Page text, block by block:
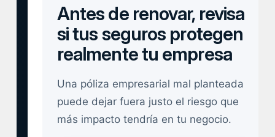
Antes de renovar, revisa
si tus seguros protegen
realmente tu empresa
Una póliza empresarial mal planteada
puede dejar fuera justo el riesgo que
más impacto tendría en tu negocio.